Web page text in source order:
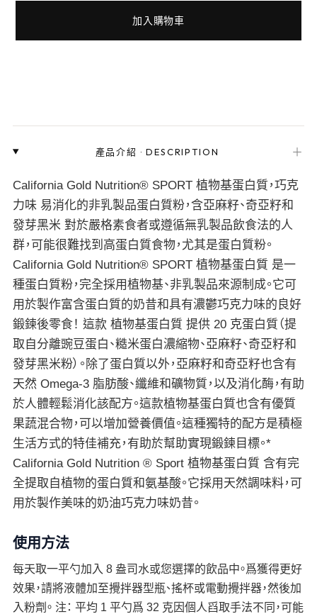
加入購物車
產品介紹 ·DESCRIPTION ＋
California Gold Nutrition® SPORT 植物基蛋白質，巧克
力味 易消化的非乳製品蛋白質粉，含亞麻籽、奇亞籽和
發芽黑米 對於嚴格素食者或遵循無乳製品飲食法的人
群，可能很難找到高蛋白質食物，尤其是蛋白質粉。
California Gold Nutrition® SPORT 植物基蛋白質 是一
種蛋白質粉，完全採用植物基、非乳製品來源制成。它可
用於製作富含蛋白質的奶昔和具有濃鬱巧克力味的良好
鍛鍊後零食！ 這款 植物基蛋白質 提供 20 克蛋白質（提
取自分離豌豆蛋白、糙米蛋白濃縮物、亞麻籽、奇亞籽和
發芽黑米粉）。除了蛋白質以外，亞麻籽和奇亞籽也含有
天然 Omega-3 脂肪酸、纖維和礦物質，以及消化酶，有助
於人體輕鬆消化該配方。這款植物基蛋白質也含有優質
果蔬混合物，可以增加營養價值。這種獨特的配方是積極
生活方式的特佳補充，有助於幫助實現鍛鍊目標。*
California Gold Nutrition ® Sport 植物基蛋白質 含有完
全提取自植物的蛋白質和氨基酸。它採用天然調味料，可
用於製作美味的奶油巧克力味奶昔。
使用方法
每天取一平勺加入 8 盎司水或您選擇的飲品中。爲獲得更好
效果，請將液體加至攪拌器型瓶、搖杯或電動攪拌器，然後加
入粉劑。 注： 平均 1 平勺爲 32 克因個人舀取手法不同，可能